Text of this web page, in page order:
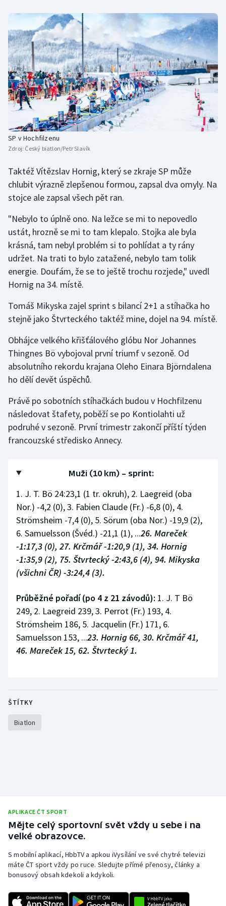
SP v Hochfilzenu
Zdroj: Český biatlon/Petr Slavík
Taktéž Vítězslav Hornig, který se zkraje SP může
chlubit výrazně zlepšenou formou, zapsal dva omyly. Na
stojce ale zapsal všech pět ran.
"Nebylo to úplně ono. Na ležce se mi to nepovedlo
ustát, hrozně se mi to tam klepalo. Stojka ale byla
krásná, tam nebyl problém si to pohlídat a ty rány
udržet. Na trati to bylo zatažené, nebylo tam tolik
energie. Doufám, že se to ještě trochu rozjede," uvedl
Hornig na 34. místě.
Tomáš Mikyska zajel sprint s bilancí 2+1 a stíhačka ho
stejně jako Štvrteckého taktéž mine, dojel na 94. místě.
Obhájce velkého křišťálového glóbu Nor Johannes
Thingnes Bö vybojoval první triumf v sezoně. Od
absolutního rekordu krajana Oleho Einara Björndalena
ho dělí devět úspěchů.
Právě po sobotních stíhačkách budou v Hochfilzenu
následovat štafety, poběží se po Kontiolahti už
podruhé v sezoně. První trimestr zakončí příští týden
francouzské středisko Annecy.
Muži (10 km) – sprint:
1. J. T. Bö 24:23,1 (1 tr. okruh), 2. Laegreid (oba
Nor.) -4,2 (0), 3. Fabien Claude (Fr.) -6,8 (0), 4.
Strömsheim -7,4 (0), 5. Sörum (oba Nor.) -19,9 (2),
6. Samuelsson (Švéd.) -21,1 (1), ...26. Mareček
-1:17,3 (0), 27. Krčmář -1:20,9 (1), 34. Hornig
-1:35,9 (2), 75. Štvrtecký -2:43,6 (4), 94. Mikyska
(všichni ČR) -3:24,4 (3).
Průběžné pořadí (po 4 z 21 závodů): 1. J. T Bö
249, 2. Laegreid 239, 3. Perrot (Fr.) 193, 4.
Strömsheim 186, 5. Jacquelin (Fr.) 171, 6.
Samuelsson 153, ...23. Hornig 66, 30. Krčmář 41,
46. Mareček 15, 62. Štvrtecký 1.
ŠTÍTKY
Biatlon
APLIKACE ČT SPORT
Mějte celý sportovní svět vždy u sebe i na
velké obrazovce.
S mobilní aplikací, HbbTV a apkou iVysílání ve své chytré televizi
máte ČT sport vždy po ruce. Sledujte přímé přenosy, články a
bonusový obsah kdekoli a kdykoli.